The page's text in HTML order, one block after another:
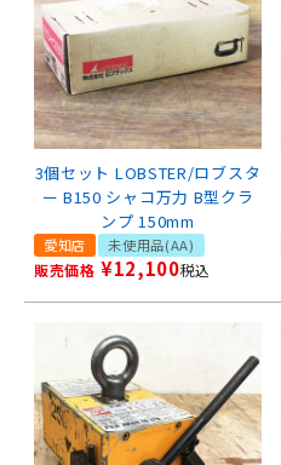
3個セット LOBSTER/ロブスタ
ー B150 シャコ万力 B型クラ
ンプ 150mm
愛知店 未使用品(AA)
販売価格 ¥12,100税込